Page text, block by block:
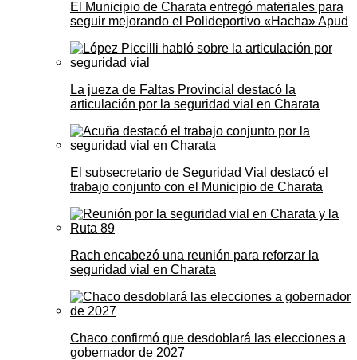
El Municipio de Charata entregó materiales para
seguir mejorando el Polideportivo «Hacha» Apud
La jueza de Faltas Provincial destacó la
articulación por la seguridad vial en Charata
El subsecretario de Seguridad Vial destacó el
trabajo conjunto con el Municipio de Charata
Rach encabezó una reunión para reforzar la
seguridad vial en Charata
Chaco confirmó que desdoblará las elecciones a
gobernador de 2027